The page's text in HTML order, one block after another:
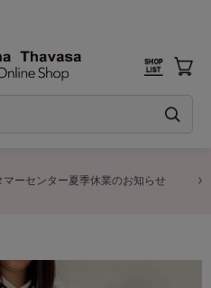
ーセンター夏季休業のお知らせ